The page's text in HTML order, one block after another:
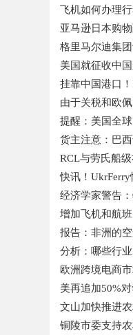
飞机如何办理
亚马逊日本购
格里马尔迪集
美国就征收中
挂靠中国港口
由于关税和欧
提醒：美国全
货主注意：巴
RCL与劳氏船
快讯！
经济学家警告
增加飞机和航
报告：非洲的
分析：哪些行
欧洲跨境电商
美再追加50%
文山加快推进
铜陵市委支持